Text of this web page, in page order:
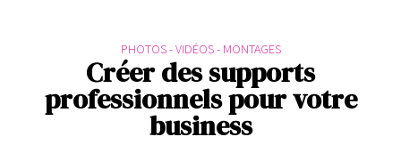
PHOTOS - VIDÉOS - MONTAGES
Créer des supports
professionnels pour votre
business